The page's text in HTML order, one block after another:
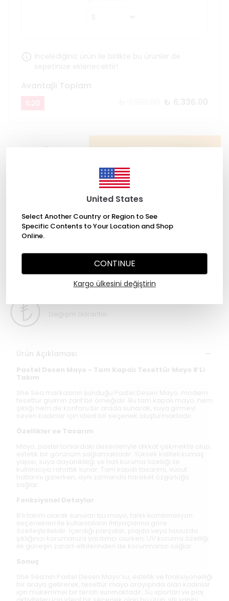
United States
Select Another Country or Region to See
Specific Contents to Your Location and Shop
Online.
CONTINUE
Kargo ülkesini değiştirin
% 20
SEPETE EKLE
WHATSAPP
Değişim Garantisi
Ürün Açıklaması
Pastel Desen Mayo - Tam Kapalı Tesettür Mayo 8’Li
Takım
She Sea markasının sunduğu Pastel Desen Mayo, modern
tesettür giyimin zarif bir örneğidir. Bu tam kapalı mayo, hem
şıklığı hem de konforu bir arada sunarak, suya girmeyi
seven kadınlar için ideal bir seçenek oluşturmaktadır.
Özellikler ve Tasarım
Mayo, pastel tonlardaki desenleriyle dikkat çekmekte olup,
estetik bir görünüm sağlamaktadır. Yüksek kaliteli kumaş
yapısı, suya dayanıklılığı ve hızlı kuruma özelliği ile
kullanıcıya rahatlık sunar. Tam kapalı tasarımı, vücut
hatlarını gizlerken, aynı zamanda hareket özgürlüğü
sağlar.
Fonksiyonel Detaylar
8’li takım olarak sunulan bu mayo, farklı kombinasyon
seçenekleri ile kullanıcıların ihtiyaçlarına göre
özelleştirilebilir. İçerdiği parçalar, plajda veya havuzda
şıklığınızı korumanıza yardımcı olurken, UV koruma özelliği
ile güneşin zararlı etkilerinden de korunmanızı sağlar.
Sonuç
She Sea’nın Pastel Desen Mayo’su, estetik ve fonksiyonelliği
bir araya getirerek, tesettür mayo arayışında olan kadınlar
için mükemmel bir tercih sunmaktadır. Su sporları ve plaj